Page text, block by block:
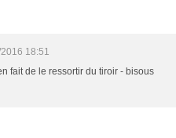
18:51
fait de le ressortir du tiroir - bisous